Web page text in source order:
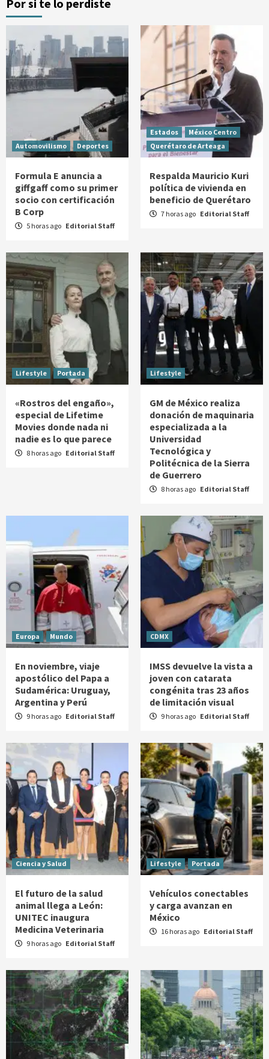
Por si te lo perdiste
Automovilismo Deportes
Formula E anuncia a
giffgaff como su primer
socio con certificación
B Corp
5 horas ago Editorial Staff
Estados
México Centro
Querétaro de Arteaga
Respalda Mauricio Kuri
política de vivienda en
beneficio de Querétaro
7 horas ago Editorial Staff
Lifestyle Portada
«Rostros del engaño»,
especial de Lifetime
Movies donde nada ni
nadie es lo que parece
8 horas ago Editorial Staff
Lifestyle
GM de México realiza
donación de maquinaria
especializada a la
Universidad
Tecnológica y
Politécnica de la Sierra
de Guerrero
8 horas ago Editorial Staff
Europa Mundo
En noviembre, viaje
apostólico del Papa a
Sudamérica: Uruguay,
Argentina y Perú
9 horas ago Editorial Staff
CDMX
IMSS devuelve la vista a
joven con catarata
congénita tras 23 años
de limitación visual
9 horas ago Editorial Staff
Ciencia y Salud
El futuro de la salud
animal llega a León:
UNITEC inaugura
Medicina Veterinaria
9 horas ago Editorial Staff
Lifestyle Portada
Vehículos conectables
y carga avanzan en
México
16 horas ago Editorial Staff